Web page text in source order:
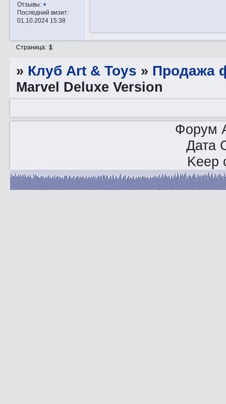
Отзывы: +
Последний визит:
01.10.2024 15:38
Страница: 1
» Клуб Art & Toys » Продажа
Marvel Deluxe Version
Форум
Дата
Keep